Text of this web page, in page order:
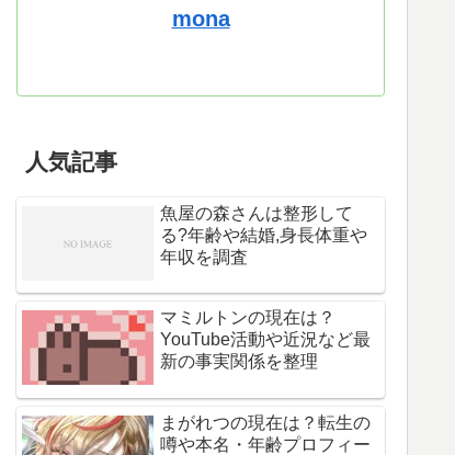
mona
人気記事
魚屋の森さんは整形して
る?年齢や結婚,身長体重や
年収を調査
マミルトンの現在は？
YouTube活動や近況など最
新の事実関係を整理
まがれつの現在は？転生の
噂や本名・年齢プロフィー